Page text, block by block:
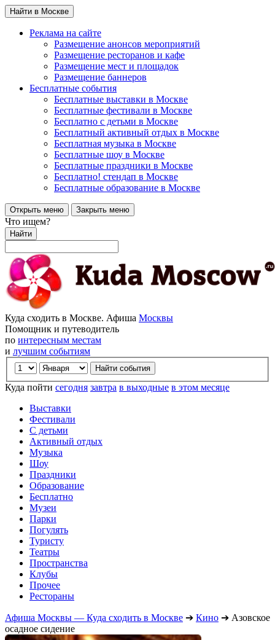
Найти в Москве
Реклама на сайте
Размещение анонсов мероприятий
Размещение ресторанов и кафе
Размещение мест и площадок
Размещение баннеров
Бесплатные события
Бесплатные выставки в Москве
Бесплатные фестивали в Москве
Бесплатно с детьми в Москве
Бесплатный активный отдых в Москве
Бесплатная музыка в Москве
Бесплатные шоу в Москве
Бесплатные праздники в Москве
Бесплатно! стендап в Москве
Бесплатные образование в Москве
Открыть меню Закрыть меню
Что ищем?
Найти
Куда сходить в Москве. Афиша Москвы
Помощник и путеводитель
по интересным местам
и лучшим событиям
Куда пойти сегодня завтра в выходные в этом месяце
Выставки
Фестивали
С детьми
Активный отдых
Музыка
Шоу
Праздники
Образование
Бесплатно
Музеи
Парки
Погулять
Туристу
Театры
Пространства
Клубы
Прочее
Рестораны
Афиша Москвы — Куда сходить в Москве ➔ Кино ➔ Азовское
осадное сидение